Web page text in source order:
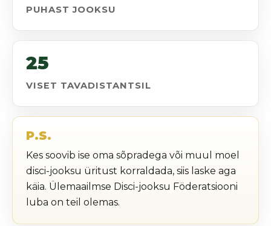
PUHAST JOOKSU
25
VISET TAVADISTANTSIL
P.S.
Kes soovib ise oma sõpradega või muul moel
disci-jooksu üritust korraldada, siis laske aga
käia. Ülemaailmse Disci-jooksu Föderatsiooni
luba on teil olemas.